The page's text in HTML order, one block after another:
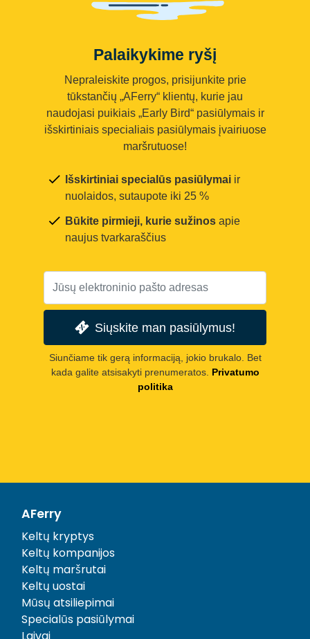
Palaikykime ryšį
Nepraleiskite progos, prisijunkite prie
tūkstančių „AFerry“ klientų, kurie jau
naudojasi puikiais „Early Bird“ pasiūlymais ir
išskirtiniais specialiais pasiūlymais įvairiuose
maršrutuose!
Išskirtiniai specialūs pasiūlymai ir
nuolaidos, sutaupote iki 25 %
Būkite pirmieji, kurie sužinos apie
naujus tvarkaraščius
Siųskite man pasiūlymus!
Siunčiame tik gerą informaciją, jokio brukalo. Bet
kada galite atsisakyti prenumeratos. Privatumo
politika
AFerry
Keltų kryptys
Keltų kompanijos
Keltų maršrutai
Keltų uostai
Mūsų atsiliepimai
Specialūs pasiūlymai